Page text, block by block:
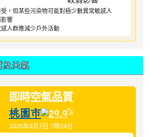
，但某些污染物可能對極少數異常敏感人
響
人群應減少戶外活動
及天氣
即時空氣品質
桃園市 29.9°c
2026年8月7日 7時24分